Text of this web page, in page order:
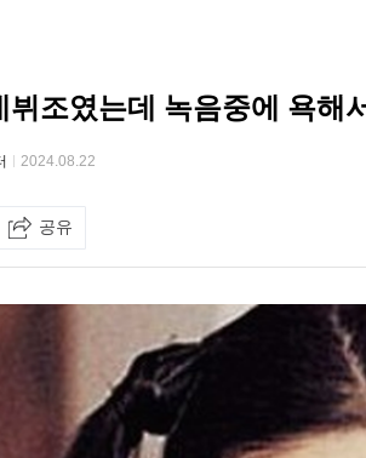
뷔조였는데 녹음중에 욕해
2024.08.22
공유